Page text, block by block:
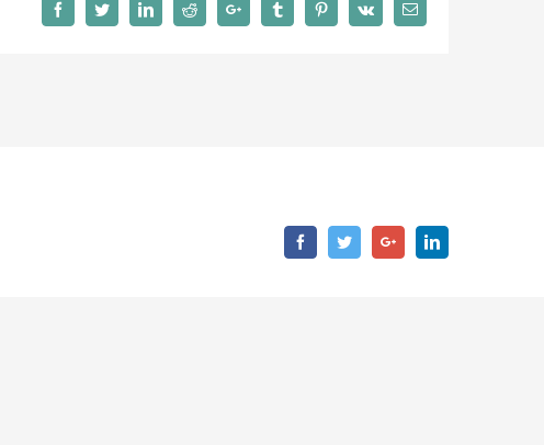
FacebookTwitterLinkedInReddit Google+ Tumblr PinterestVk Email
FacebookTwitterGoogle+LinkedIn